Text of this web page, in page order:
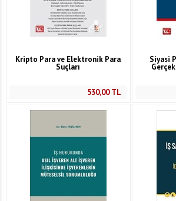
Kripto Para ve Elektronik Para
Suçları
530,00TL
Siyasi